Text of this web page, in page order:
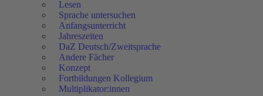
Lesen
Sprache untersuchen
Anfangsunterricht
Jahreszeiten
DaZ Deutsch/Zweitsprache
Andere Fächer
Konzept
Fortbildungen Kollegium
Multiplikator:innen